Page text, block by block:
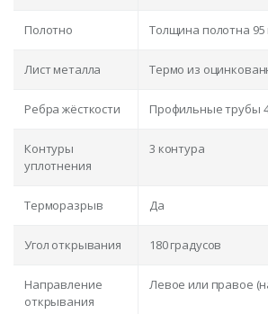
Полотно Толщина полотна
Лист металла Термо из
Ребра жёсткости Профильные трубы
Контуры
уплотнения
3 контура
Терморазрыв Да
Угол открывания 180 градусов
Направление
открывания
Левое или правое